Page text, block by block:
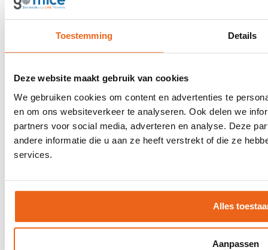
Toestemming Details
Deze website maakt gebruik van cookies
We gebruiken cookies om content en advertenties te
en om ons websiteverkeer te analyseren. Ook delen we
partners voor social media, adverteren en analyse. Deze
andere informatie die u aan ze heeft verstrekt of die ze
services.
Alles
Aanpassen
Bekijk alle
Over goMICE
Blog
Digitale tools
Stretch-methode
Klantervaringen
MVO
Offerte aanvragen
Een keer per maand inspiratie ontvangen